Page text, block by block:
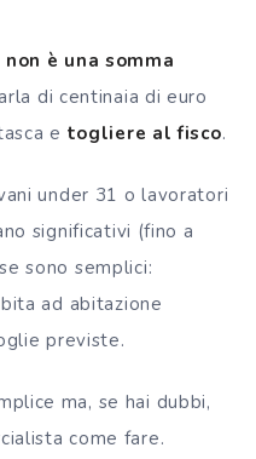
non è una somma
di centinaia di euro
e togliere al fisco.
under 31 o lavoratori
significativi (fino a
sono semplici:
ad abitazione
previste.
ma, se hai dubbi,
come fare.